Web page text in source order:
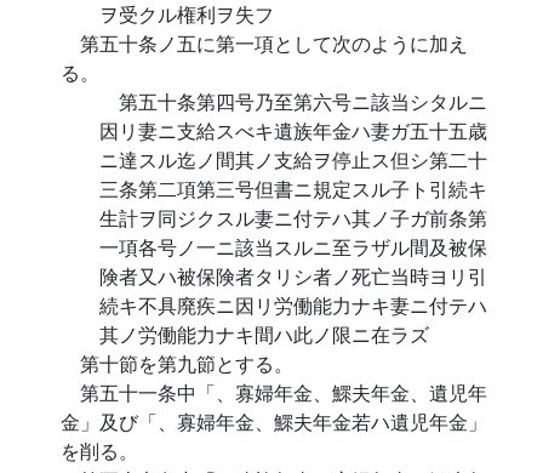
ヲ受クル権利ヲ失フ
第五十条ノ五に第一項として次のように加え
る。
第五十条第四号乃至第六号ニ該当シタルニ
因リ妻ニ支給スべキ遺族年金ハ妻ガ五十五歳
ニ達スル迄ノ間其ノ支給ヲ停止ス但シ第二十
三条第二項第三号但書ニ規定スル子ト引続キ
生計ヲ同ジクスル妻ニ付テハ其ノ子ガ前条第
一項各号ノ一ニ該当スルニ至ラザル間及被保
険者又ハ被保険者タリシ者ノ死亡当時ヨリ引
続キ不具廃疾ニ因リ労働能力ナキ妻ニ付テハ
其ノ労働能力ナキ間ハ此ノ限ニ在ラズ
第十節を第九節とする。
第五十一条中「、寡婦年金、鰥夫年金、遺児年
金」及び「、寡婦年金、鰥夫年金若ハ遺児年金」
を削る。